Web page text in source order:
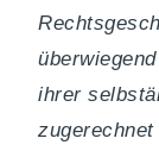
ihrer
zugerechnet